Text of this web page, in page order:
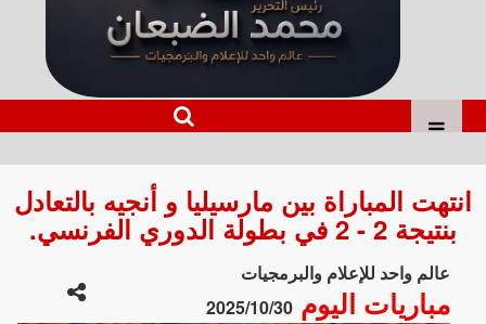
انتهت المباراة بين مارسيليا و أنجيه بالتعادل
بنتيجة 2 - 2 في بطولة الدوري الفرنسي.
عالم واحد للإعلام والبرمجيات
مباريات اليوم2025/10/30